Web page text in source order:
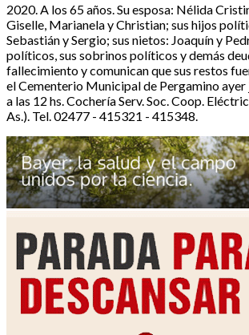
2020. A los 65 años. Su esposa: Nélida
Giselle, Marianela y Christian; sus hijos
Sebastián y Sergio; sus nietos: Joaquín y
políticos, sus sobrinos políticos y demás
fallecimiento y comunican que sus restos
el Cementerio Municipal de Pergamino ayer
a las 12 hs. Cochería Serv. Soc. Coop.
As.). Tel. 02477 - 415321 - 415348.